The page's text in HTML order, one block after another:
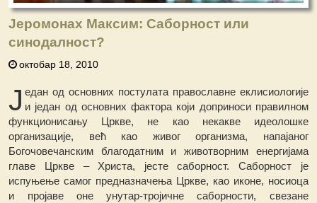
Јеромонах Максим: Саборност или
синодалност?
октобар 18, 2010
Ј едан од основних постулата православне еклисиологије
и један од основних фактора који доприноси правилном
функционисању Цркве, не као некакве идеолошке
организације, већ као живог организма, напајаног
Богочовечанским благодатним и животворним енергијама
главе Цркве – Христа, јесте саборност. Саборност је
испуњење самог предназначења Цркве, као иконе, носиоца
и пројаве оне унутар-тројичне саборности, свезане